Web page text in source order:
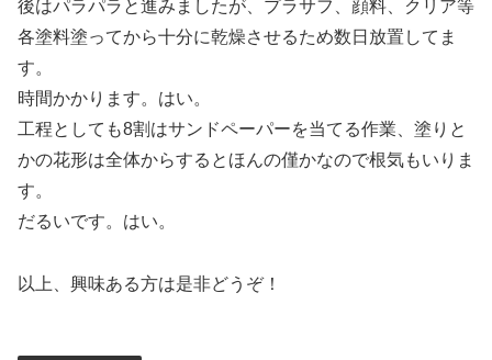
後はパラパラと進みましたが、プラサフ、顔料、クリア等
各塗料塗ってから十分に乾燥させるため数日放置してま
す。
時間かかります。はい。
工程としても8割はサンドペーパーを当てる作業、塗りと
かの花形は全体からするとほんの僅かなので根気もいりま
す。
だるいです。はい。
以上、興味ある方は是非どうぞ！